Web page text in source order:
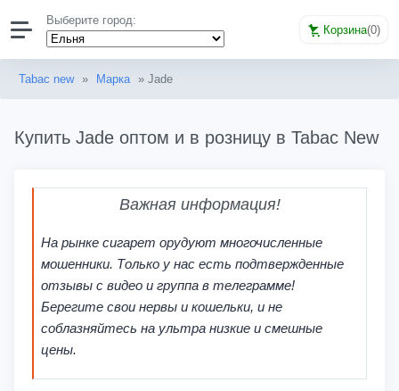
Выберите город:
Корзина(0)
Tabac new » Марка » Jade
Купить Jade оптом и в розницу в Tabac New
Важная информация!
На рынке сигарет орудуют многочисленные
мошенники. Только у нас есть подтвержденные
отзывы с видео и группа в телеграмме!
Берегите свои нервы и кошельки, и не
соблазняйтесь на ультра низкие и смешные
цены.